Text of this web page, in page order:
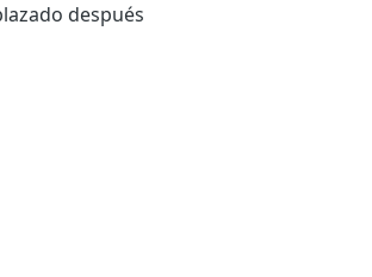
después